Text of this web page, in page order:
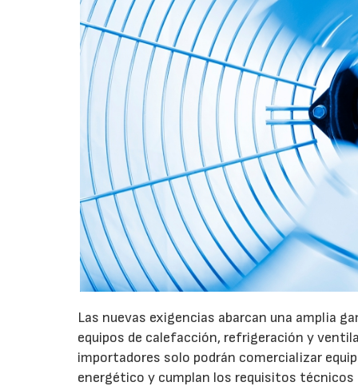
Las nuevas exigencias abarcan una amplia
equipos de calefacción, refrigeración y
importadores solo podrán comercializar
energético y cumplan los requisitos